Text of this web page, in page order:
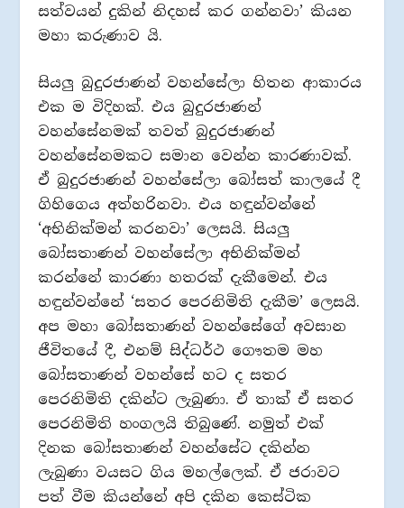
සත්වයන් දුකින් නිදහස් කර ගන්නවා’ කියන
මහා කරුණාව යි.
සියලු බුදුරජාණන් වහන්සේලා හිතන ආකාරය
එක ම විදිහක්. එය බුදුරජාණන්
වහන්සේනමක් තවත් බුදුරජාණන්
වහන්සේනමකට සමාන වෙන්න කාරණාවක්.
ඒ බුදුරජාණන් වහන්සේලා බෝසත් කාලයේ දී
ගිහිගෙය අත්හරිනවා. එය හඳුන්වන්නේ
‘අභිනික්මන් කරනවා’ ලෙසයි. සියලු
බෝසතාණන් වහන්සේලා අභිනික්මන්
කරන්නේ කාරණා හතරක් දැකීමෙන්. එය
හඳුන්වන්නේ ‘සතර පෙරනිමිති දැකීම’ ලෙසයි.
අප මහා බෝසතාණන් වහන්සේගේ අවසාන
ජීවිතයේ දී, එනම් සිද්ධර්ථ ගෞතම මහ
බෝසතාණන් වහන්සේ හට ද සතර
පෙරනිමිති දකින්ට ලැබුණා. ඒ තාක් ඒ සතර
පෙරනිමිති හංගලයි තිබුණේ. නමුත් එක්
දිනක බෝසතාණන් වහන්සේට දකින්න
ලැබුණා වයසට ගිය මහල්ලෙක්. ඒ ජරාවට
පත් වීම කියන්නේ අපි දකින කෙස්ටික